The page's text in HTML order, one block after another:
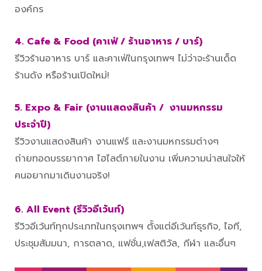
องค์กร
4. Cafe & Food (คาเฟ่ / ร้านอาหาร / บาร์)
รีวิวร้านอาหาร บาร์ และคาเฟ่ในกรุงเทพฯ ไม่ว่าจะร้านเด็ด
ร้านดัง หรือร้านเปิดใหม่!
5. Expo & Fair (งานแสดงสินค้า / งานมหกรรม
ประจำปี)
รีวิวงานแสดงสินค้า งานแฟร์ และงานมหกรรมต่างๆ
ถ่ายทอดบรรยากาศ ไฮไลต์ภายในงาน เพิ่มความน่าสนใจให้
คนอยากมาเดินงานจริง!
6. All Event (รีวิวอีเว้นท์)
รีวิวอีเว้นท์ทุกประเภทในกรุงเทพฯ ตั้งแต่อีเว้นท์ธุรกิจ, ไอที,
ประชุมสัมมนา, การตลาด, แฟชั่น,เฟสติวัล, กีฬา และอื่นๆ